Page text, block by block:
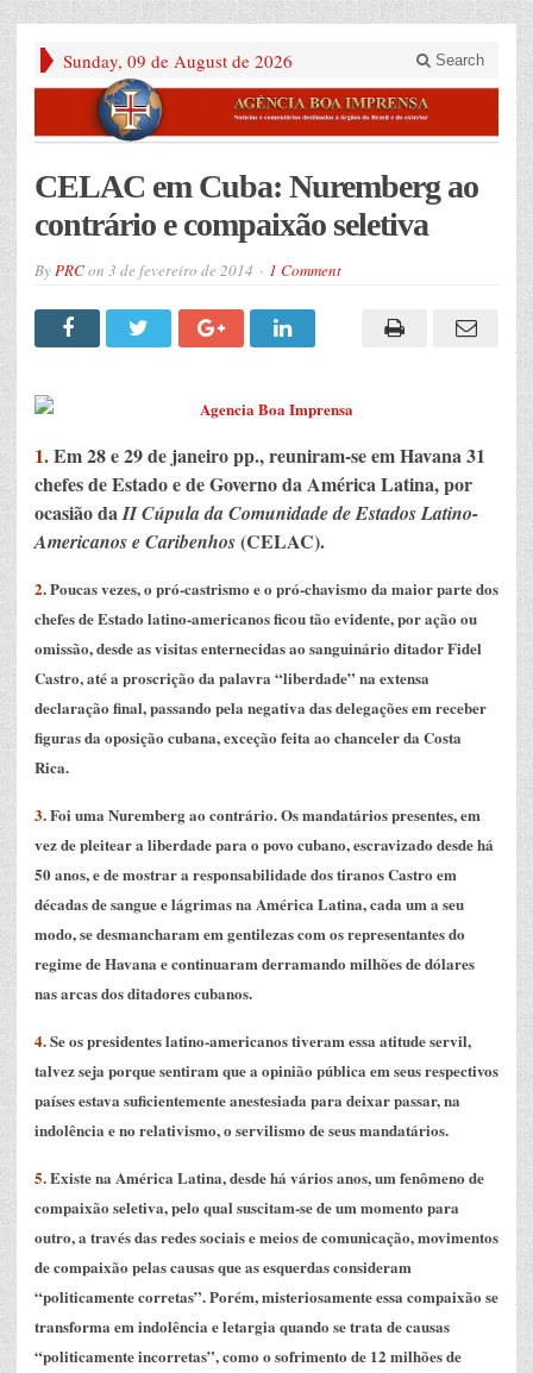
Sunday, 09 de August de 2026 Search
CELAC em Cuba: Nuremberg ao
contrário e compaixão seletiva
ByPRCon 3 de fevereiro de 2014 1 Comment
1.Em 28 e 29 de janeiro pp., reuniram-se em Havana 31
chefes de Estado e de Governo da América Latina, por
ocasião daII Cúpula da Comunidade de Estados Latino-
Americanos e Caribenhos(CELAC).
2. Poucas vezes, o pró-castrismo e o pró-chavismo da maior parte dos
chefes de Estado latino-americanos ficou tão evidente, por ação ou
omissão, desde as visitas enternecidas ao sanguinário ditador Fidel
Castro, até a proscrição da palavra “liberdade” na extensa
declaração final, passando pela negativa das delegações em receber
figuras da oposição cubana, exceção feita ao chanceler da Costa
Rica.
3.Foi uma Nuremberg ao contrário. Os mandatários presentes, em
vez de pleitear a liberdade para o povo cubano, escravizado desde há
50 anos, e de mostrar a responsabilidade dos tiranos Castro em
décadas de sangue e lágrimas na América Latina, cada um a seu
modo, se desmancharam em gentilezas com os representantes do
regime de Havana e continuaram derramando milhões de dólares
nas arcas dos ditadores cubanos.
4.Se os presidentes latino-americanos tiveram essa atitude servil,
talvez seja porque sentiram que a opinião pública em seus respectivos
países estava suficientemente anestesiada para deixar passar, na
indolência e no relativismo, o servilismo de seus mandatários.
5.Existe na América Latina, desde há vários anos, um fenômeno de
compaixão seletiva, pelo qual suscitam-se de um momento para
outro, a través das redes sociais e meios de comunicação, movimentos
de compaixão pelas causas que as esquerdas consideram
“politicamente corretas”. Porém, misteriosamente essa compaixão se
transforma em indolência e letargia quando se trata de causas
“politicamente incorretas”, como o sofrimento de 12 milhões de